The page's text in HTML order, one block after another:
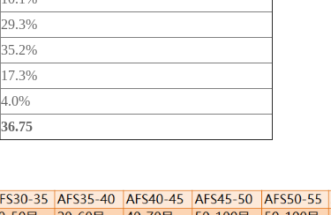
29.3%
35.2%
17.3%
4.0%
36.75